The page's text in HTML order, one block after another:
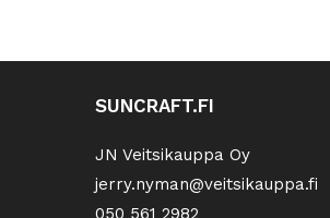
SUNCRAFT.FI
JN Veitsikauppa Oy
jerry.nyman@veitsikauppa.fi
050 561 2982